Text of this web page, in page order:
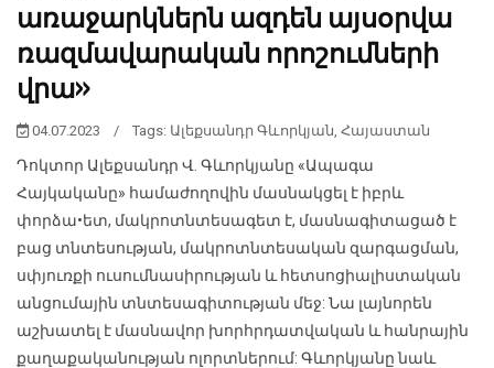
առաջարկներն ազդեն այսօրվա
ռազմավարական որոշումների
վրա»
04.07.2023 / Tags: Ալեքսանդր Գևորկյան, Հայաստան
Դոկտոր Ալեքսանդր Վ. Գևորկյանը «Ապագա
Հայկականը» համաժողովին մասնակցել է իբրև
փորձա•ետ, մակրոտնտեսագետ է, մասնագիտացած է
բաց տնտեսության, մակրոտնտեսական զարգացման,
սփյուռքի ուսումնասիրության և հետսոցիալիստական
անցումային տնտեսագիտության մեջ: Նա լայնորեն
աշխատել է մասնավոր խորհրդատվական և հանրային
քաղաքականության ոլորտներում: Գևորկյանը նաև